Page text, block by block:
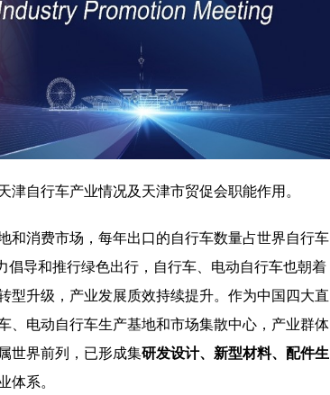
津自行车产业情况及天津市贸促会职能作用。
和消费市场，每年出口的自行车数量占世界自行车
倡导和推行绿色出行，自行车、电动自行车也朝着
型升级，产业发展质效持续提升。作为中国四大直
、电动自行车生产基地和市场集散中心，产业群体
世界前列，已形成集研发设计、新型材料、配件生
体系。